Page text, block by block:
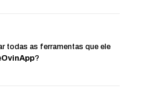
todas as ferramentas que ele
OvinApp?